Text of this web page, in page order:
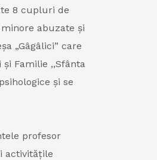
8 cupluri de
abuzate și
„Gâgâlici” care
Familie ,,Sfânta
și se
profesor
activitățile